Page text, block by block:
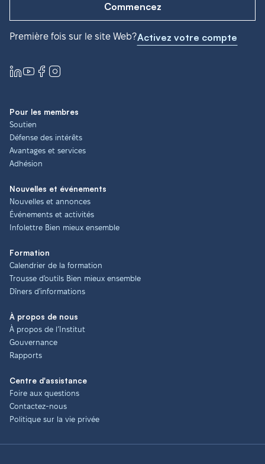
Commencez
Première fois sur le site Web?Activez votre compte
Pour les membres
Soutien
Défense des intérêts
Avantages et services
Adhésion
Nouvelles et événements
Nouvelles et annonces
Événements et activités
Infolettre Bien mieux ensemble
Formation
Calendrier de la formation
Trousse d'outils Bien mieux ensemble
Dîners d'informations
À propos de nous
À propos de l’Institut
Gouvernance
Rapports
Centre d'assistance
Foire aux questions
Contactez-nous
Politique sur la vie privée